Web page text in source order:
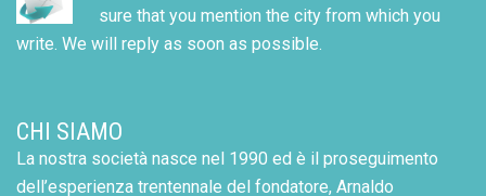
sure that you mention the city from which you
write. We will reply as soon as possible.
CHI SIAMO
La nostra società nasce nel 1990 ed è il proseguimento
dell’esperienza trentennale del fondatore, Arnaldo